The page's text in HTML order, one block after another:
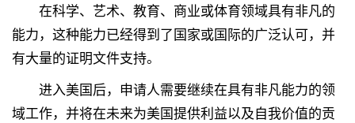
在科学、艺术、教育、商业或体育领域具有非凡的
能力，这种能力已经得到了国家或国际的广泛认可，并
有大量的证明文件支持。
进入美国后，申请人需要继续在具有非凡能力的领
域工作，并将在未来为美国提供利益以及自我价值的贡